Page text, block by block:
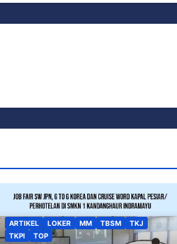
ARTIKEL LOKER MM TBSM
TKJ
TKPI
TOP